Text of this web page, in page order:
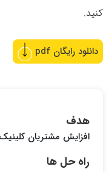
کنید.
دانلود رایگان pdf
هدف
افزایش مشتریان
راه حل ها